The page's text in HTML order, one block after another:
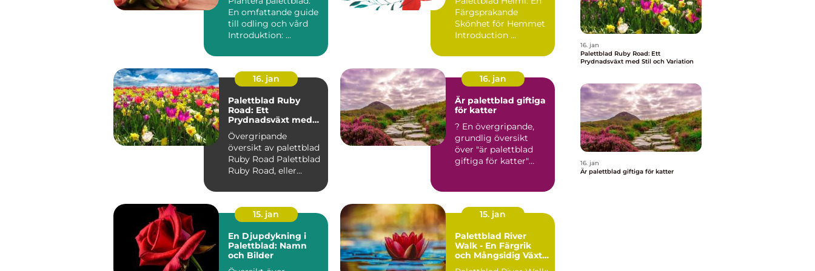
En omfattande guide
till odling och vård
Introduktion: ...
Färgsprakande
Skönhet för Hemmet
Introduction ...
16. jan
Palettblad Ruby
Road: Ett
Prydnadsväxt med
Övergripande
översikt av palettblad
Ruby Road Palettblad
Ruby Road, eller
'R...
16. jan
Är palettblad giftiga
för katter
? En övergripande,
grundlig översikt
över "är palettblad
giftiga för katter"
15. jan
En Djupdykning i
Palettblad: Namn
och Bilder
15. jan
Palettblad River
Walk - En Färgrik
och Mångsidig Växt
16. jan
Palettblad Ruby Road: Ett
Prydnadsväxt med Stil och Variation
16. jan
Är palettblad giftiga för katter